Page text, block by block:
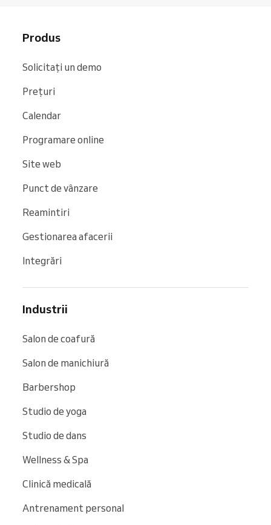
Produs
Solicitați un demo
Prețuri
Calendar
Programare online
Site web
Punct de vânzare
Reamintiri
Gestionarea afacerii
Integrări
Industrii
Salon de coafură
Salon de manichiură
Barbershop
Studio de yoga
Studio de dans
Wellness & Spa
Clinică medicală
Antrenament personal